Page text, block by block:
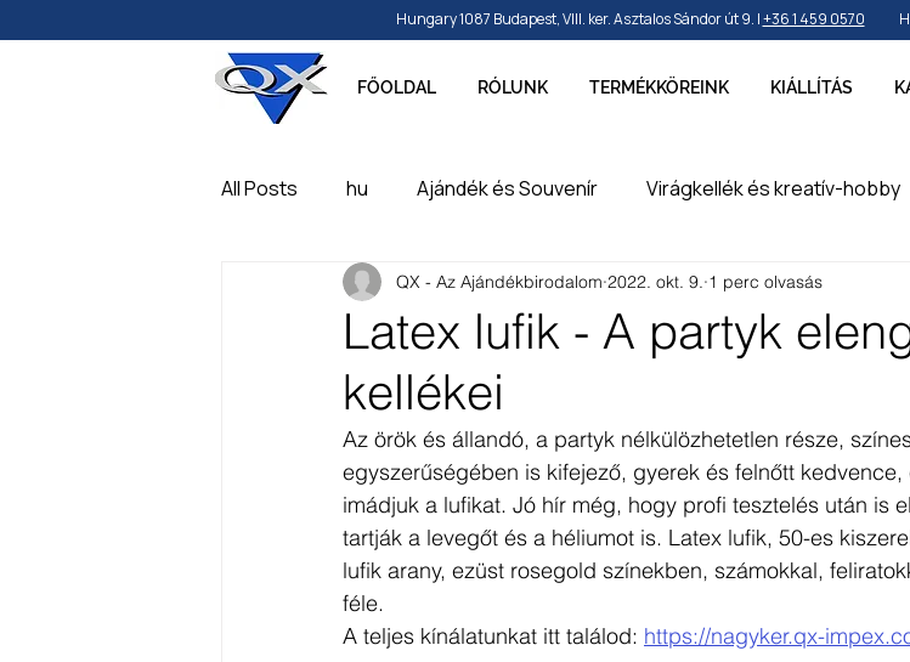
Hungary 1087 Budapest, VIII. ker. Asztalos Sándor út 9. |+36 1 459 0570
FŐOLDAL RÓLUNK TERMÉKKÖREINK KIÁLLÍTÁS
All Posts hu Ajándék és Souvenír Virágkellék és kreatív-hobby
Papír és írószer Játék, baby és sport Ünnepek, szezonok és
Feliratozható, gravírozható terméke
Latex lufik - A partyk
kellékei
QX - Az Ajándékbirodalom 2022. okt. 9. 1 perc olvasás
Az örök és állandó, a partyk nélkülözhetetlen része,
egyszerűségében is kifejező, gyerek és felnőtt
imádjuk a lufikat. Jó hír még, hogy profi tesztelés után is
tartják a levegőt és a héliumot is. Latex lufik, 50-es
lufik arany, ezüst rosegold színekben, számokkal,
féle.
A teljes kínálatunkat itt találod: https://nagyker.qx-